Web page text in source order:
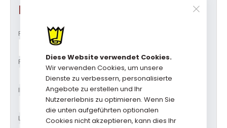
Diese Website verwendet Cookies.
Wir verwenden Cookies, um unsere
Dienste zu verbessern, personalisierte
Angebote zu erstellen und Ihr
Nutzererlebnis zu optimieren. Wenn Sie
die unten aufgeführten optionalen
Cookies nicht akzeptieren, kann dies Ihr
Produkt Optionen
Format (b x t x h )
Farbe
Ihr Text/Logo
Lieferzeit